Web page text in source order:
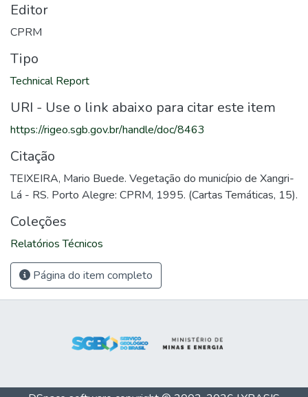
Editor
CPRM
Tipo
Technical Report
URI - Use o link abaixo para citar este item
https://rigeo.sgb.gov.br/handle/doc/8463
Citação
TEIXEIRA, Mario Buede. Vegetação do município de Xangri-
Lá - RS. Porto Alegre: CPRM, 1995. (Cartas Temáticas, 15).
Coleções
Relatórios Técnicos
Página do item completo